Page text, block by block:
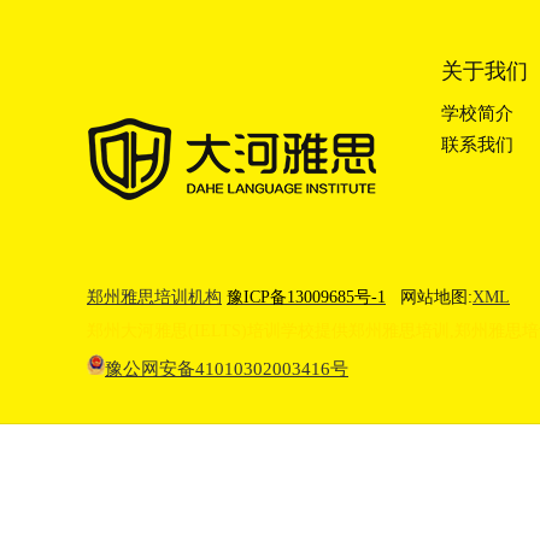
关于我们
学校简介
联系我们
郑州雅思培训机构 豫ICP备13009685号-1 网站地图:XML
豫公网安备41010302003416号